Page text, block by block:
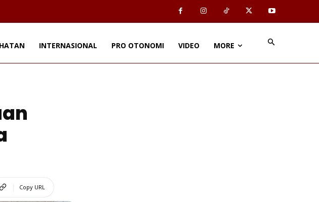
INTERNASIONAL PRO OTONOMI VIDEO MORE
Copy URL